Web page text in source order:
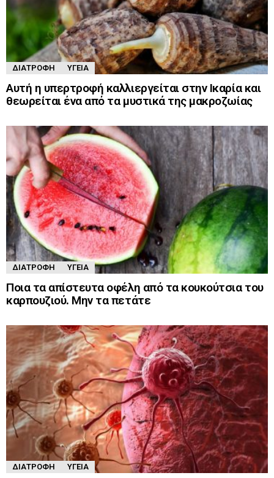
ΔΙΑΤΡΟΦΉ ΥΓΕΊΑ
Αυτή η υπερτροφή καλλιεργείται στην Ικαρία και
θεωρείται ένα από τα μυστικά της μακροζωίας
ΔΙΑΤΡΟΦΉ ΥΓΕΊΑ
Ποια τα απίστευτα οφέλη από τα κουκούτσια του
καρπουζιού. Μην τα πετάτε
ΔΙΑΤΡΟΦΉ ΥΓΕΊΑ